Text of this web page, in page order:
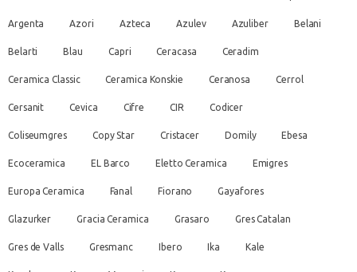
Argenta Azori Azteca Azulev Azuliber Belani
Belarti Blau Capri Ceracasa Ceradim
Ceramica Classic Ceramica Konskie Ceranosa Cerrol
Cersanit Cevica Cifre CIR Codicer
Coliseumgres Copy Star Cristacer Domily Ebesa
Ecoceramica EL Barco Eletto Ceramica Emigres
Europa Ceramica Fanal Fiorano Gayafores
Glazurker Gracia Ceramica Grasaro Gres Catalan
Gres de Valls Gresmanc Ibero Ika Kale